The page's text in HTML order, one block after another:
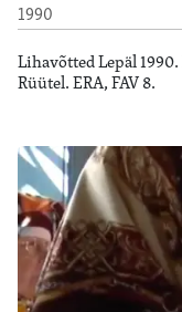
1990
Lihavõtted Lepäl
Rüütel. ERA, FAV 8.